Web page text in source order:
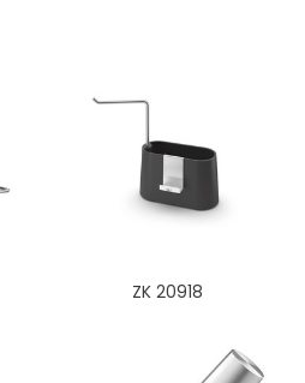
ZK 20918